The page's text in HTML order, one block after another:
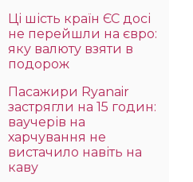
Ці шість країн ЄС досі
не перейшли на євро:
яку валюту взяти в
подорож
Пасажири Ryanair
застрягли на 15 годин:
ваучерів на
харчування не
вистачило навіть на
каву